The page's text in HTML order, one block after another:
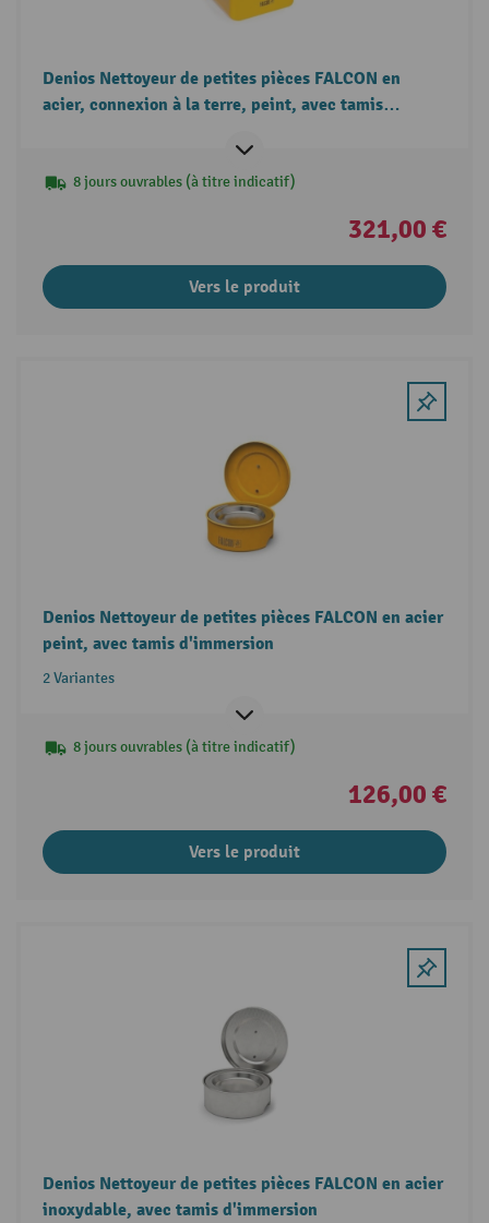
Denios Nettoyeur de petites pièces FALCON en
acier, connexion à la terre, peint, avec tamis
8 jours ouvrables (à titre indicatif)
321,00 €
Vers le produit
Denios Nettoyeur de petites pièces FALCON en acier
peint, avec tamis d'immersion
2 Variantes
8 jours ouvrables (à titre indicatif)
126,00 €
Vers le produit
Denios Nettoyeur de petites pièces FALCON en acier
inoxydable, avec tamis d'immersion